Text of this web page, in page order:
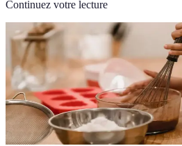
Continuez votre lecture